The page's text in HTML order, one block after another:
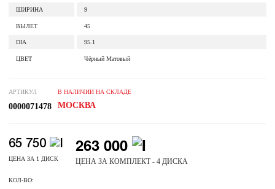
ШИРИНА 9
ВЫЛЕТ 45
DIA 95.1
ЦВЕТ Чёрный Матовый
АРТИКУЛ
0000071478
В НАЛИЧИИ НА СКЛАДЕ
МОСКВА
65 750
ЦЕНА ЗА 1 ДИСК
263 000
ЦЕНА ЗА КОМПЛЕКТ - 4 ДИСКА
КОЛ-ВО: